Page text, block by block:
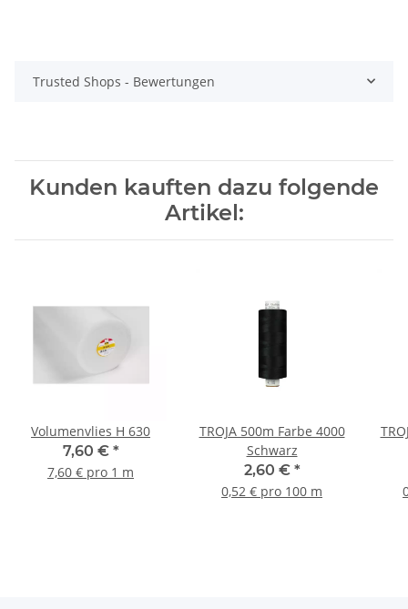
Trusted Shops - Bewertungen
Kunden kauften dazu folgende
Artikel:
Volumenvlies H 630
7,60 € *
7,60 € pro 1 m
TROJA 500m Farbe 4000
Schwarz
2,60 € *
0,52 € pro 100 m